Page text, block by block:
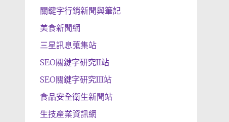
關鍵字行銷新聞與筆記
美食新聞網
三星訊息蒐集站
SEO關鍵字研究II站
SEO關鍵字研究III站
食品安全衛生新聞站
生技產業資訊網